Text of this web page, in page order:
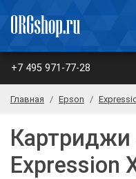
+7 495 971-77-28
Главная Epson
Картриджи
Expression